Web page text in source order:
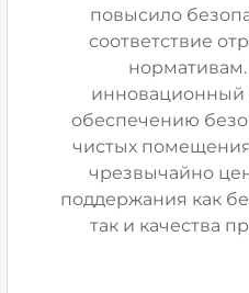
повысило
соответствие
инновационный
обеспечению
чистых
чрезвычайно
поддержания как
так и качества